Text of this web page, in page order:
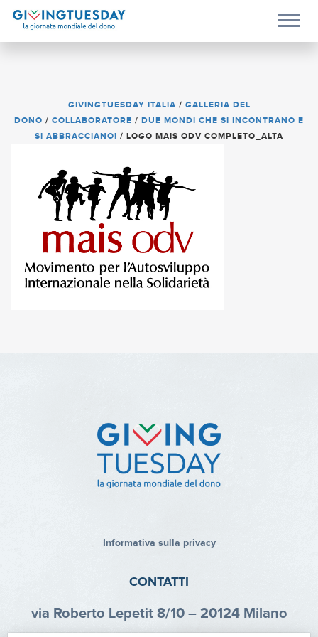
GIVINGTUESDAY ITALIA / GALLERIA DEL
DONO / COLLABORATORE / DUE MONDI CHE SI INCONTRANO E
SI ABBRACCIANO! / LOGO MAIS ODV COMPLETO_ALTA
Informativa sulla privacy
CONTATTI
via Roberto Lepetit 8/10 – 20124 Milano